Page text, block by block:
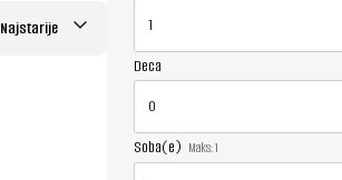
Najstarije
Deca
Soba(e) Maks:1